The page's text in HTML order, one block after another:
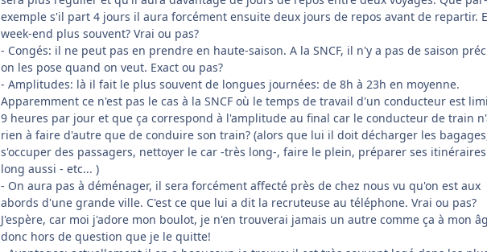
exemple s'il part 4 jours il aura forcément ensuite deux jours de repos avant de repartir.
week-end plus souvent? Vrai ou pas?
- Congés: il ne peut pas en prendre en haute-saison. A la SNCF, il n'y a pas de saison
on les pose quand on veut. Exact ou pas?
- Amplitudes: là il fait le plus souvent de longues journées: de 8h à 23h en moyenne.
Apparemment ce n'est pas le cas à la SNCF où le temps de travail d'un conducteur est
9 heures par jour et que ça correspond à l'amplitude au final car le conducteur de train
rien à faire d'autre que de conduire son train? (alors que lui il doit décharger les
s'occuper des passagers, nettoyer le car -très long-, faire le plein, préparer ses
long aussi - etc... )
- On aura pas à déménager, il sera forcément affecté près de chez nous vu qu'on est aux
abords d'une grande ville. C'est ce que lui a dit la recruteuse au téléphone. Vrai ou pas?
J'espère, car moi j'adore mon boulot, je n'en trouverai jamais un autre comme ça à mon
donc hors de question que je le quitte!